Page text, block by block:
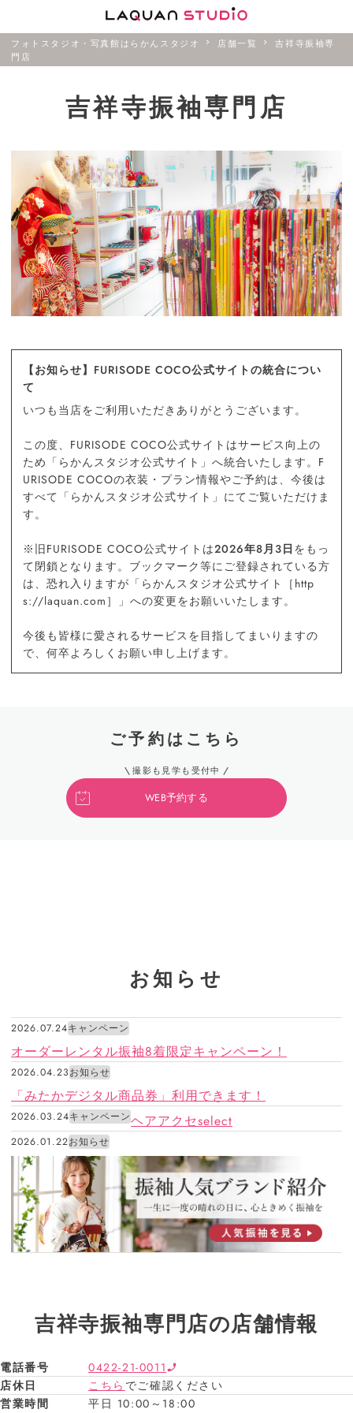
フォトスタジオ・写真館はらかんスタジオ 店舗一覧
吉祥寺振袖専
門店
吉祥寺振袖専門店
【お知らせ】FURISODE COCO公式サイトの統合につい
て
いつも当店をご利用いただきありがとうございます。
この度、FURISODE COCO公式サイトはサービス向上の
ため「らかんスタジオ公式サイト」へ統合いたします。F
URISODE COCOの衣装・プラン情報やご予約は、今後は
すべて「らかんスタジオ公式サイト」にてご覧いただけま
す。
※旧FURISODE COCO公式サイトは2026年8月3日 をもっ
て閉鎖となります。ブックマーク等にご登録されている方
は、恐れ入りますが「らかんスタジオ公式サイト［http
s://laquan.com］」への変更をお願いいたします。
今後も皆様に愛されるサービスを目指してまいりますの
で、何卒よろしくお願い申し上げます。
ご予約はこちら
撮影も見学も受付中
WEB予約する
お知らせ
2026.07.24キャンペーン
オーダーレンタル振袖8着限定キャンペーン！
2026.04.23お知らせ
「みたかデジタル商品券」利用できます！
2026.03.24キャンペーンヘアアクセselect
2026.01.22お知らせ
吉祥寺振袖専門店の店舗情報
電話番号
0422-21-0011
店休日
こちら でご確認ください
営業時間
平日 10:00～18:00